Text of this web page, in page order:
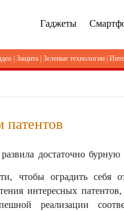
Гаджеты
Защита Зеленые технологии
патентов
достаточно
чтобы оградить себя
интересных
реализации